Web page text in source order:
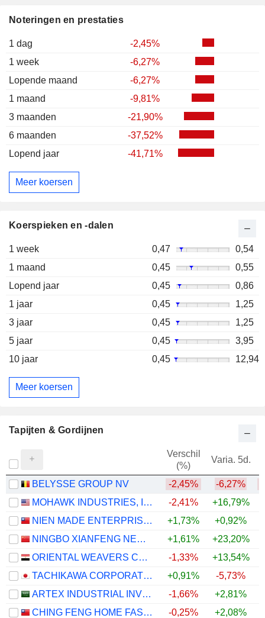
Noteringen en prestaties
1 dag
-2,45%
1 week
-6,27%
Lopende maand
-6,27%
1 maand
-9,81%
3 maanden
-21,90%
6 maanden
-37,52%
Lopend jaar
-41,71%
Meer koersen
Koerspieken en -dalen
1 week 0,47
0,54
1 maand
0,45
0,55
Lopend jaar
0,45
0,86
1 jaar
0,45
1,25
3 jaar
0,45
1,25
5 jaar
0,45
3,95
10 jaar
0,45 12,94
Meer koersen
Tapijten & Gordijnen
Verschil
(%)
Varia. 5d.
BELYSSE GROUP NV -2,45% -6,27%
MOHAWK INDUSTRIES, INC.
-2,41% +16,79%
NIEN MADE ENTERPRISE CO., LTD.
+1,73% +0,92%
NINGBO XIANFENG NEW MATERIAL CO.,LTD
+1,61% +23,20%
ORIENTAL WEAVERS CARPETS COMPANY (S.A.E)
-1,33% +13,54%
TACHIKAWA CORPORATION
+0,91% -5,73%
ARTEX INDUSTRIAL INVESTMENT COMPANY
-1,66% +2,81%
CHING FENG HOME FASHIONS CO.,LTD
-0,25% +2,08%